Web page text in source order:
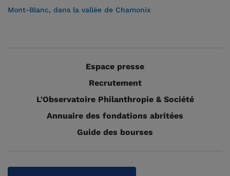
Mont-Blanc, dans la vallée de Chamonix
Espace presse
Recrutement
L'Observatoire Philanthropie & Société
Annuaire des fondations abritées
Guide des bourses